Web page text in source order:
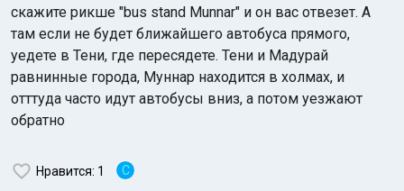
скажите рикше "bus stand Munnar" и он вас отвезет. А
там если не будет ближайшего автобуса прямого,
уедете в Тени, где пересядете. Тени и Мадурай
равнинные города, Муннар находится в холмах, и
отттуда часто идут автобусы вниз, а потом уезжают
обратно
Нравится: 1 C